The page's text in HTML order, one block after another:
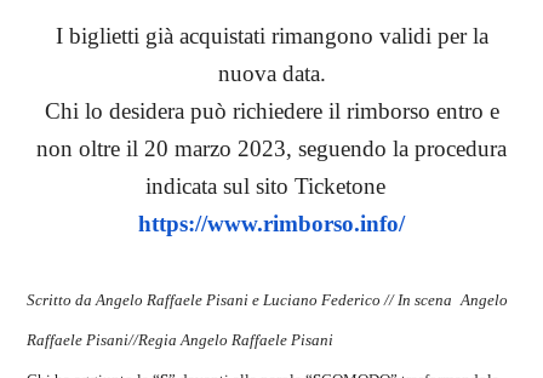
I biglietti già acquistati rimangono validi per la
nuova data.
Chi lo desidera può richiedere il rimborso entro e
non oltre il 20 marzo 2023, seguendo la procedura
indicata sul sito Ticketone
https://www.rimborso.info/
Scritto daAngelo Raffaele Pisani e Luciano Federico // In scena Angelo
Raffaele Pisani//RegiaAngelo Raffaele Pisani